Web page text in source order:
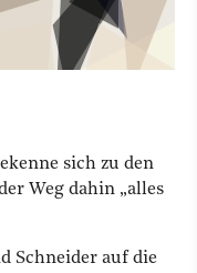
sich zu den
Weg dahin „alles
Schneider auf die